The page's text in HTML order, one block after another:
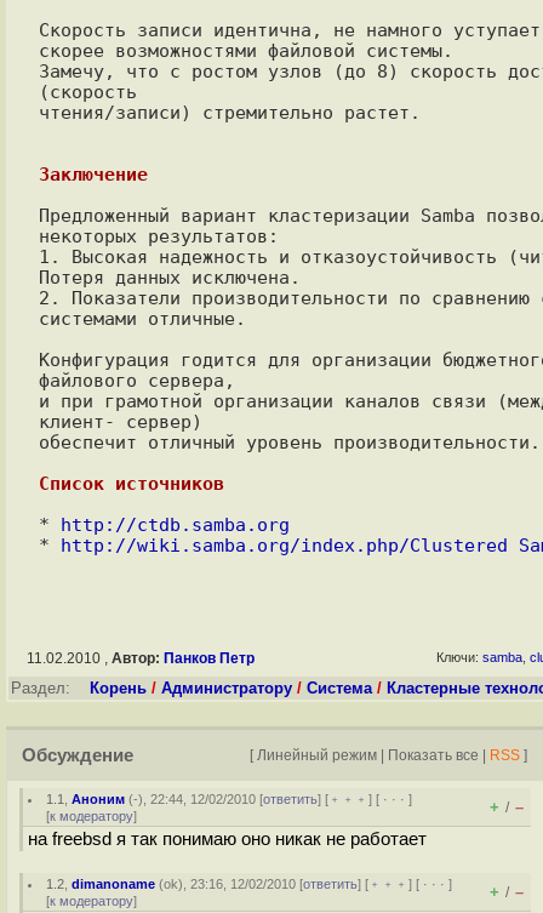
Скорость записи идентична, не намного
скорее возможностями файловой системы.
Замечу, что с ростом узлов (до 8) скорость
(скорость
чтения/записи) стремительно растет.
Заключение
Предложенный вариант кластеризации Samba
некоторых результатов:
1. Высокая надежность и отказоустойчивость
Потеря данных исключена.
2. Показатели производительности по сравнению
системами отличные.
Конфигурация годится для организации
файлового сервера,
и при грамотной организации каналов связи
клиент- сервер)
обеспечит отличный уровень производительности.
Список источников
* http://ctdb.samba.org
* http://wiki.samba.org/index.php/
11.02.2010 , Автор: Панков Петр Ключи: samba
Раздел: Корень / Администратору / Система/ Кластерные
Обсуждение [ Линейный режим | Показать все | RSS ]
1.1 ,Аноним (-), 22:44, 12/02/2010 [ответить] [ ﹢﹢﹢] [ · · ·]
[к модератору] + / –
на freebsd я так понимаю оно никак не работает
1.2 ,dimanoname (ok), 23:16, 12/02/2010 [ответить] [ ﹢﹢﹢] [ · · ·]
[к модератору] + / –